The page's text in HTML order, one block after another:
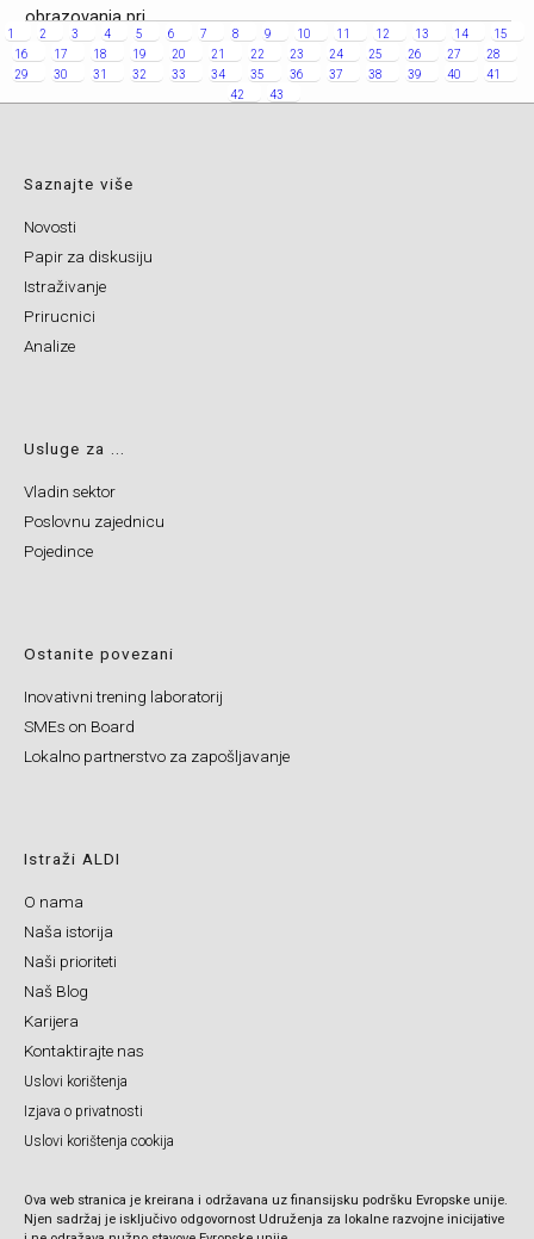
obrazovanja pri...
Saznaj više
1 2 3 4 5 6 7 8 9 10 11 12 13 14
15
16
17 18 19 20 21 22 23 24 25 26 27
28
29
30 31 32 33 34 35 36 37 38 39 40
41
42
43
Saznajte više
Novosti
Papir za diskusiju
Istraživanje
Prirucnici
Analize
Usluge za ...
Vladin sektor
Poslovnu zajednicu
Pojedince
Ostanite povezani
Inovativni trening laboratorij
SMEs on Board
Lokalno partnerstvo za zapošljavanje
Istraži ALDI
O nama
Naša istorija
Naši prioriteti
Naš Blog
Karijera
Kontaktirajte nas
Uslovi korištenja
Izjava o privatnosti
Uslovi korištenja cookija
Ova web stranica je kreirana i održavana uz finansijsku podršku Evropske unije.
Njen sadržaj je isključivo odgovornost Udruženja za lokalne razvojne inicijative